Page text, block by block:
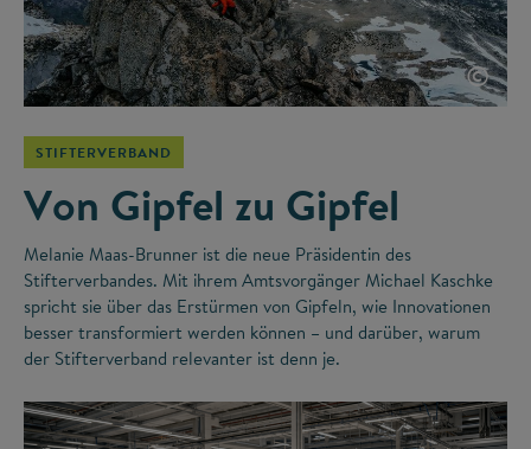
©
STIFTERVERBAND
Von Gipfel zu Gipfel
Melanie Maas-Brunner ist die neue Präsidentin des
Stifterverbandes. Mit ihrem Amtsvorgänger Michael Kaschke
spricht sie über das Erstürmen von Gipfeln, wie Innovationen
besser transformiert werden können – und darüber, warum
der Stifterverband relevanter ist denn je.